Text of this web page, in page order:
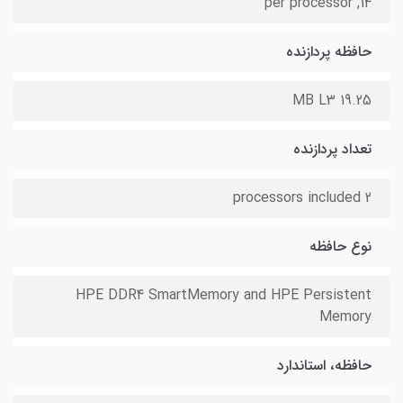
حافظه پردازنده
19.25 MB L3
تعداد پردازنده
2 processors included
نوع حافظه
HPE DDR4 SmartMemory and HPE Persistent
Memory
حافظه، استاندارد